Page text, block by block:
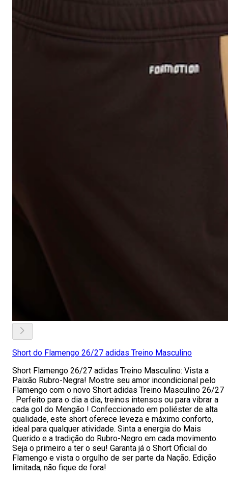
Short do Flamengo 26/27 adidas Treino Masculino
Short Flamengo 26/27 adidas Treino Masculino: Vista a
Paixão Rubro-Negra! Mostre seu amor incondicional pelo
Flamengo com o novo Short adidas Treino Masculino 26/27
. Perfeito para o dia a dia, treinos intensos ou para vibrar a
cada gol do Mengão ! Confeccionado em poliéster de alta
qualidade, este short oferece leveza e máximo conforto,
ideal para qualquer atividade. Sinta a energia do Mais
Querido e a tradição do Rubro-Negro em cada movimento.
Seja o primeiro a ter o seu! Garanta já o Short Oficial do
Flamengo e vista o orgulho de ser parte da Nação. Edição
limitada, não fique de fora!